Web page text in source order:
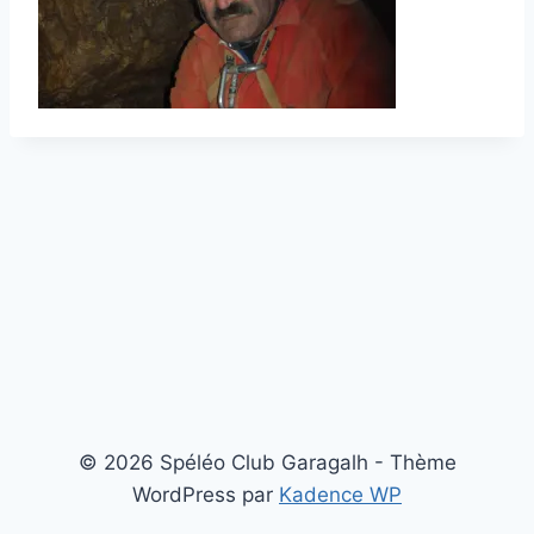
© 2026 Spéléo Club Garagalh - Thème
WordPress par Kadence WP